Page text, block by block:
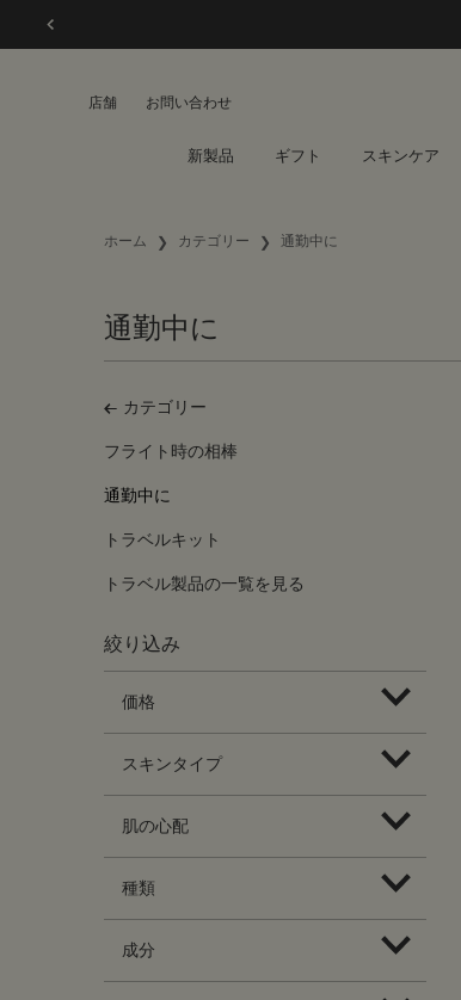
店舗 お問い合わせ
新製品 ギフト スキンケア
ホーム カテゴリー 通勤中に
通勤中に
カテゴリー
フライト時の相棒
通勤中に
トラベルキット
トラベル製品の一覧を見る
絞り込み
価格
スキンタイプ
肌の心配
種類
成分